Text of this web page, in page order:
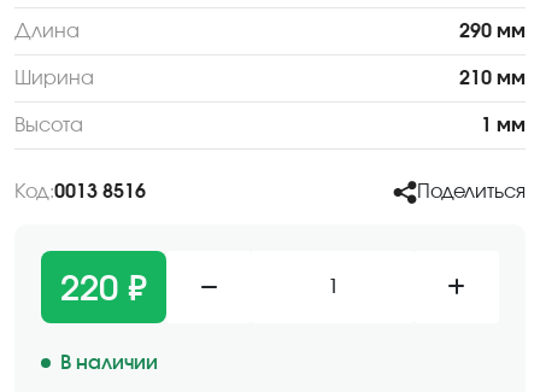
Длина 290 мм
Ширина 210 мм
Высота 1 мм
Код:0013 8516 Поделиться
220 ₽
В наличии